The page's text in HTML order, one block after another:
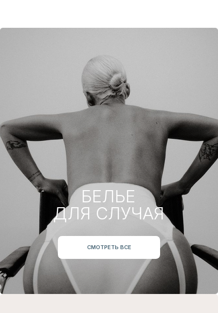
ЧИТАТЬ
Здесь никто не будет беспокоить вас по
мелочам: только большие скидки, свежие
новинки и актуальные тренды, которые
вам не захочется пропустить.
ИЗБРАННОЕ